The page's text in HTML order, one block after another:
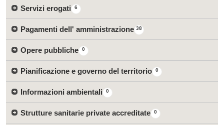
6
Servizi erogati
38
Pagamenti dell' amministrazione
0
Opere pubbliche
0
Pianificazione e governo del territorio
0
Informazioni ambientali
0
Strutture sanitarie private accreditate